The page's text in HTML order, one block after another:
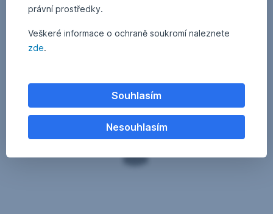
právní prostředky.
Veškeré informace o ochraně soukromí naleznete
zde.
Souhlasím
Nesouhlasím